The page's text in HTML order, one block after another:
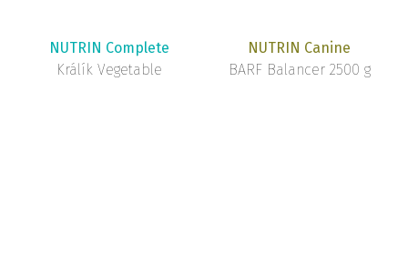
NUTRIN Complete
Králík Vegetable
NUTRIN Canine
BARF Balancer 2500 g